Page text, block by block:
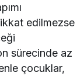
edilmezse
sürecinde az
çocuklar,